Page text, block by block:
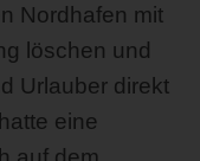
Nordhafen mit
löschen und
Urlauber direkt
eine